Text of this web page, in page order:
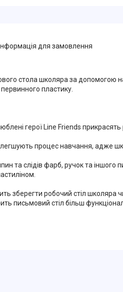
для замовлення
стола школяра за допомогою
пластику.
герої Line Friends прикрасять
процес навчання, адже
та слідів фарб, ручок та іншого
зберегти робочий стіл школяра
письмовий стіл більш